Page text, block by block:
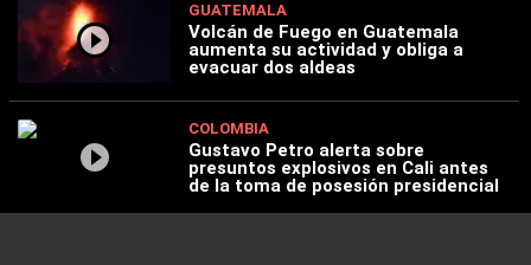
GUATEMALA
Volcán de Fuego en Guatemala
aumenta su actividad y obliga a
evacuar dos aldeas
COLOMBIA
Gustavo Petro alerta sobre
presuntos explosivos en Cali antes
de la toma de posesión presidencial